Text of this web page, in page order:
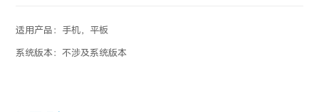
适用产品： 手机，平板
系统版本：不涉及系统版本